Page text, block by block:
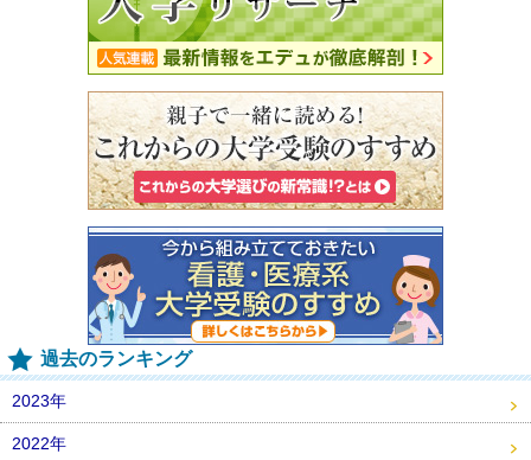
過去のランキング
2023年
2022年